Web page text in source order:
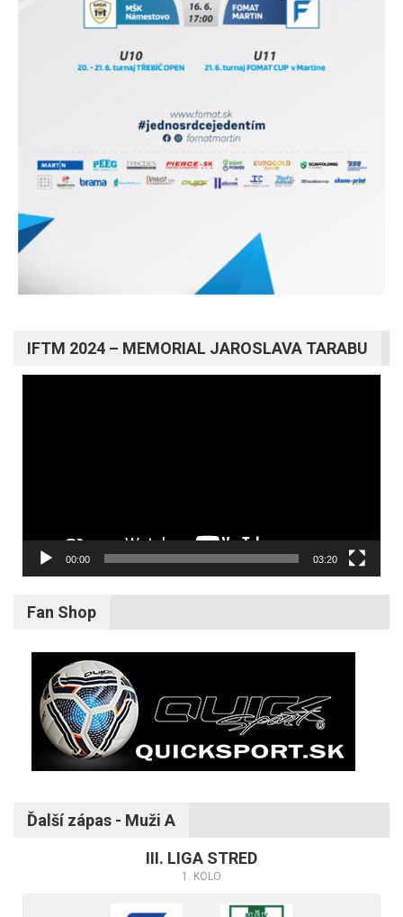
IFTM 2024 – MEMORIAL JAROSLAVA TARABU
00:00 03:20
Fan Shop
Ďalší zápas - Muži A
III. LIGA STRED
1. KOLO